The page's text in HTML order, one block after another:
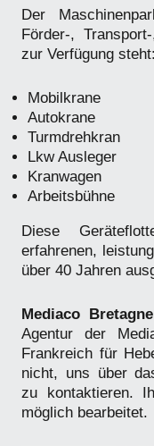
Der
Förder-,
zur Verfügung steht:
Mobilkrane
Autokrane
Turmdrehkran
Lkw Ausleger
Kranwagen
Arbeitsbühne
Diese
erfahrenen,
über 40 Jahren
Mediaco
Agentur der
Frankreich für
nicht, uns über
zu kontaktieren.
möglich bearbeitet.